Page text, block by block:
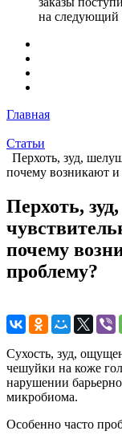
на следующий
Главная
Статьи
Перхоть, зуд,
почему возникают
Перхоть,
почему
проблему?
Сухость, зуд,
чешуйки на коже
нарушении
микробиома.
Особенно часто